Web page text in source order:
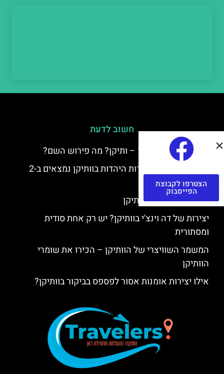
חשוב לדעת
למה קוראים לוותיקן – ותיקן? מה פירוש השם?
כתב יד ותיקן – אוצרות היהדות בוותיקן נמצאים ב-2
כתבי יד עתיקים
יצירות של רפאל בוותיקן
יצירות של דה וינצ'י בוותיקן? יש רק אחת סודית
ומסתורית
המשמר השוויצרי של הוותיקן – הכירו את שומרי
הוותיקן
אילו יצירות אומנות אסור לפספס בביקור בוותיקן?
הצטרפו לקבוצת
הפייסבוק